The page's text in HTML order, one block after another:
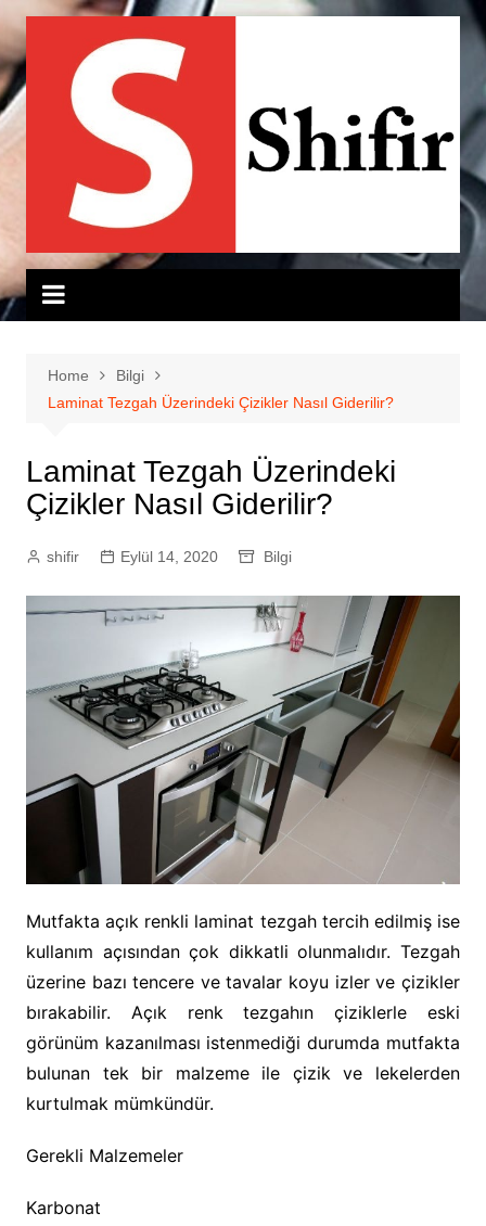
Skip
to
content
Home
Bilgi
Laminat Tezgah Üzerindeki Çizikler Nasıl Giderilir?
Laminat Tezgah Üzerindeki
Çizikler Nasıl Giderilir?
shifir Eylül 14, 2020 Bilgi
Mutfakta açık renkli laminat tezgah tercih edilmiş ise
kullanım açısından çok dikkatli olunmalıdır. Tezgah
üzerine bazı tencere ve tavalar koyu izler ve çizikler
bırakabilir. Açık renk tezgahın çiziklerle eski
görünüm kazanılması istenmediği durumda mutfakta
bulunan tek bir malzeme ile çizik ve lekelerden
kurtulmak mümkündür.
Gerekli Malzemeler
Karbonat